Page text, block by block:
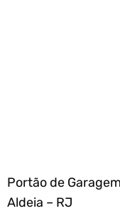
Portão de
Aldeia – RJ